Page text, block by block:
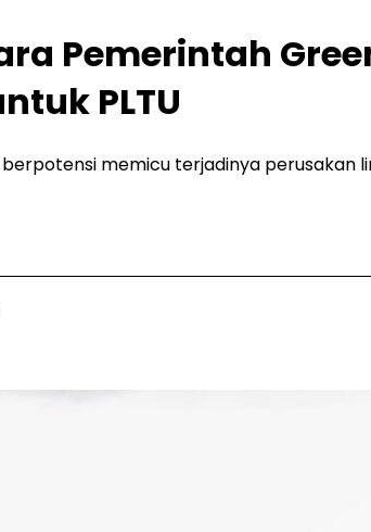
Pemerintah
PLTU
memicu terjadinya perusakan